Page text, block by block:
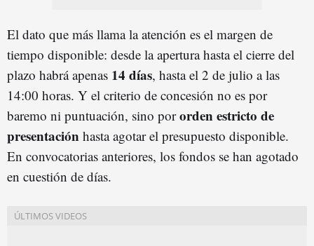
El dato que más llama la atención es el margen de
tiempo disponible: desde la apertura hasta el cierre del
plazo habrá apenas 14 días, hasta el 2 de julio a las
14:00 horas. Y el criterio de concesión no es por
baremo ni puntuación, sino pororden estricto de
presentación hasta agotar el presupuesto disponible.
En convocatorias anteriores, los fondos se han agotado
en cuestión de días.